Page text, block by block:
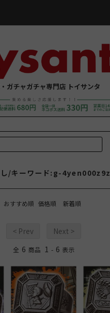
ガチャガチャ専門店 トイサンタ
し/キーワード:g-4yen000z9z
おすすめ順 価格順 新着順
< Prev Next >
全 6 商品 1 - 6 表示